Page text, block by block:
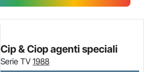
Cip & Ciop agenti speciali
Serie TV 1988